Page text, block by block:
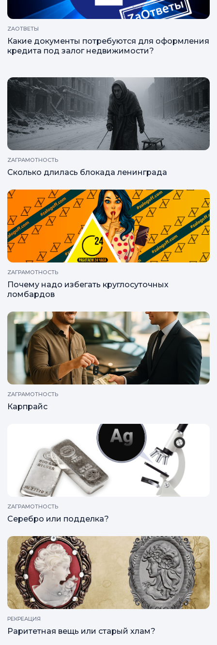
ZAОТВЕТЫ
Какие документы потребуются для оформления
кредита под залог недвижимости?
ZAГРАМОТНОСТЬ
Сколько длилась блокада ленинграда
ZAГРАМОТНОСТЬ
Почему надо избегать круглосуточных
ломбардов
ZAГРАМОТНОСТЬ
Карпрайс
ZAГРАМОТНОСТЬ
Серебро или подделка?